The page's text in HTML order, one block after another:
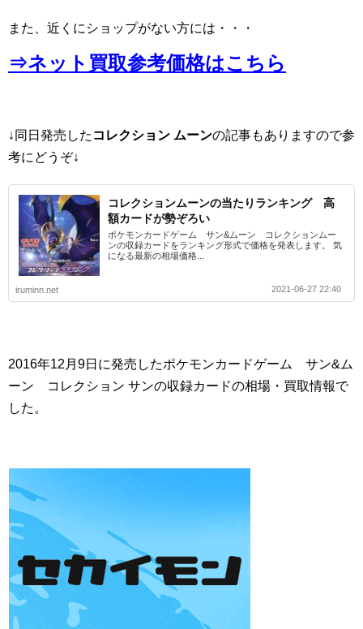
また、近くにショップがない方には・・・
⇒ネット買取参考価格はこちら
↓同日発売した コレクション ムーンの記事もありますので参
考にどうぞ↓
コレクションムーンの当たりランキング 高
額カードが勢ぞろい
ポケモンカードゲーム サン&ムーン コレクションムー
ンの収録カードをランキング形式で価格を発表します。 気
になる最新の相場価格...
iruminn.net 2021-06-27 22:40
2016年12月9日に発売したポケモンカードゲーム サン&ム
ーン コレクション サンの収録カードの相場・買取情報で
した。